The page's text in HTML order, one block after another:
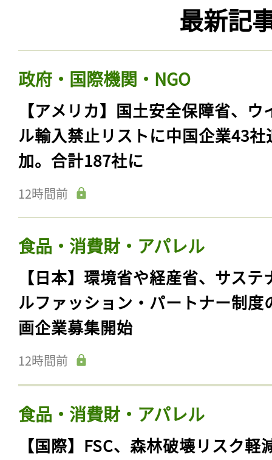
最新記
政府・国際機関・NGO
【アメリカ】国土安全保障省、ウ
ル輸入禁止リストに中国企業43社
加。合計187社に
12時間前
食品・消費財・アパレル
【日本】環境省や経産省、サステ
ルファッション・パートナー制度
画企業募集開始
12時間前
食品・消費財・アパレル
【国際】FSC、森林破壊リスク軽